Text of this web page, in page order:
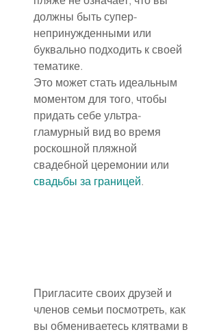
должны быть супер-
непринужденными или
буквально подходить к своей
тематике.
Это может стать идеальным
моментом для того, чтобы
придать себе ультра-
гламурный вид во время
роскошной пляжной
свадебной церемонии или
свадьбы за границей.
Пригласите своих друзей и
членов семьи посмотреть, как
вы обмениваетесь клятвами в